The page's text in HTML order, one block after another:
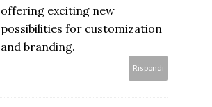
offering exciting new
possibilities for customization
and branding.
Rispondi